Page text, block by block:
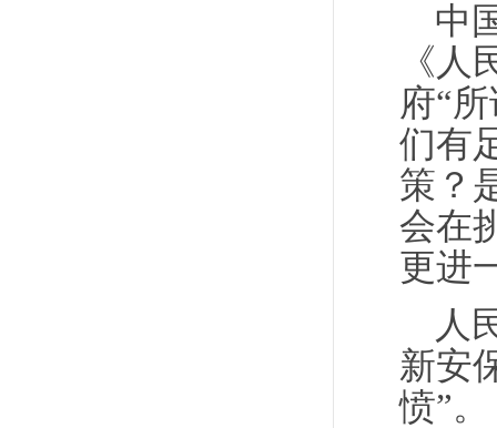
中
《
府“
们有
策？
会在
更进
人
新安
愤”。